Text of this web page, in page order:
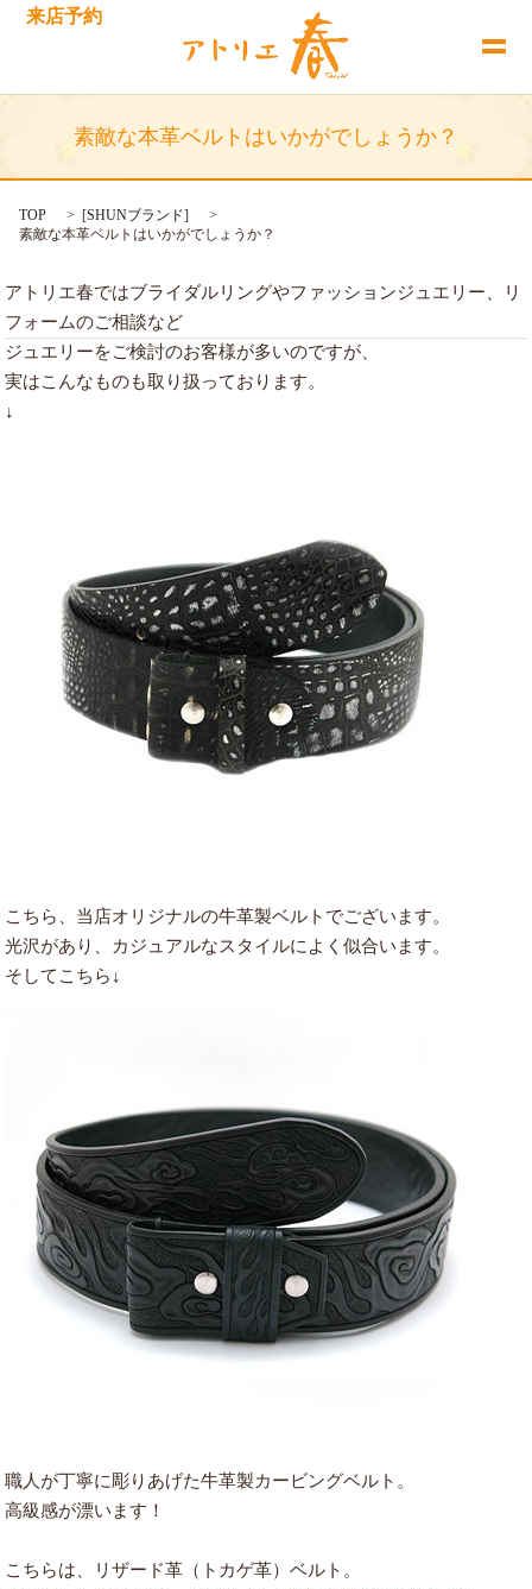
来店予約
素敵な本革ベルトはいかがでしょうか？
TOP [SHUNブランド]
素敵な本革ベルトはいかがでしょうか？
アトリエ春ではブライダルリングやファッションジュエリー、リ
フォームのご相談など
ジュエリーをご検討のお客様が多いのですが、
実はこんなものも取り扱っております。
↓
こちら、当店オリジナルの牛革製ベルトでございます。
光沢があり、カジュアルなスタイルによく似合います。
そしてこちら↓
職人が丁寧に彫りあげた牛革製カービングベルト。
高級感が漂います！
こちらは、リザード革（トカゲ革）ベルト。